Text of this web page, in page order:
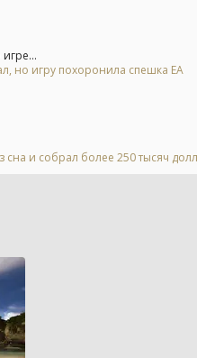
но игру похоронила спешка EA
сна и собрал более 250 тысяч